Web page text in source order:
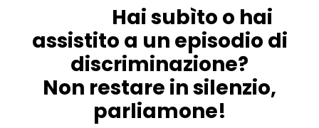
Hai subìto o hai
assistito a un episodio di
discriminazione?
Non restare in silenzio,
parliamone!